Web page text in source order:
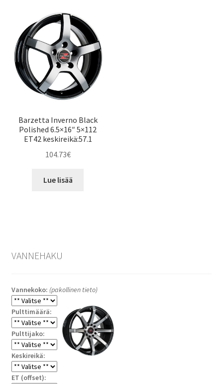
Barzetta Inverno Black
Polished 6.5×16″ 5×112
ET42 keskireikä:57.1
104.73€
Lue lisää
VANNEHAKU
Vannekoko: (pakollinen tieto)
Pulttimäärä:
Pulttijako:
Keskireikä:
ET (offset):